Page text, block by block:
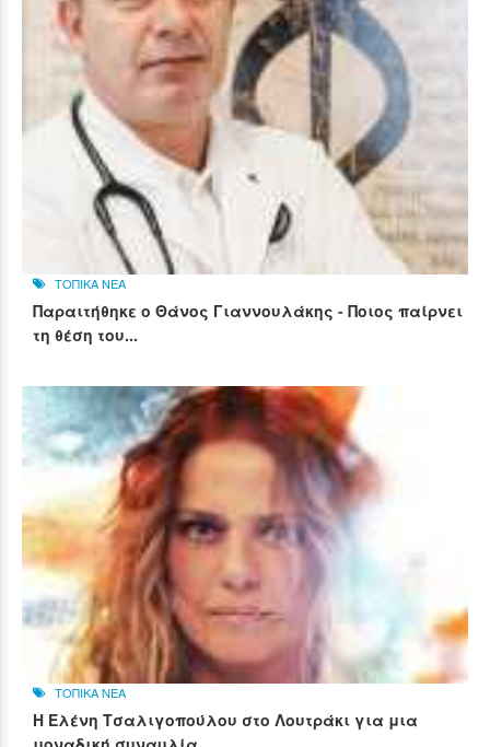
ΤΟΠΙΚΑ ΝΕΑ
Παραιτήθηκε ο Θάνος Γιαννουλάκης - Ποιος παίρνει
τη θέση του...
ΤΟΠΙΚΑ ΝΕΑ
Η Ελένη Τσαλιγοπούλου στο Λουτράκι για μια